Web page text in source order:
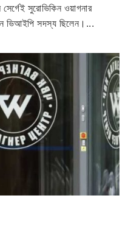
সুরোভিকিন ওয়াগনার
ভিআইপি সদস্য ছিলেন।...